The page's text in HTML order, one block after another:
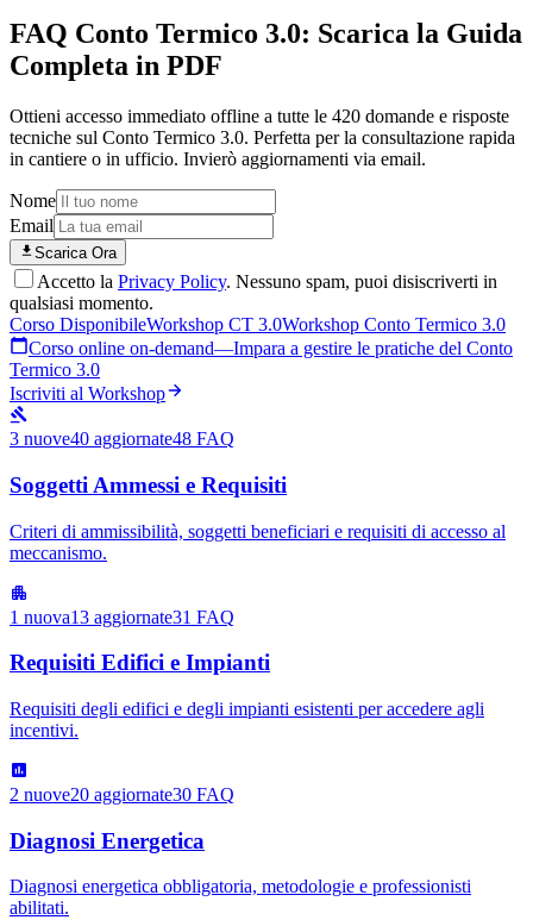
FAQ Conto Termico 3.0: Scarica la Guida
Completa in PDF
Ottieni accesso immediato offline a tutte le 420 domande e risposte
tecniche sul Conto Termico 3.0. Perfetta per la consultazione rapida
in cantiere o in ufficio. Invierò aggiornamenti via email.
Nome
Email
Scarica Ora
Accetto la Privacy Policy. Nessuno spam, puoi disiscriverti in
qualsiasi momento.
Corso DisponibileWorkshop CT 3.0Workshop Conto Termico 3.0
Corso online on-demand—Impara a gestire le pratiche del Conto
Termico 3.0
Iscriviti al Workshop
3 nuove40 aggiornate48 FAQ
Soggetti Ammessi e Requisiti
Criteri di ammissibilità, soggetti beneficiari e requisiti di accesso al
meccanismo.
1 nuova13 aggiornate31 FAQ
Requisiti Edifici e Impianti
Requisiti degli edifici e degli impianti esistenti per accedere agli
incentivi.
2 nuove20 aggiornate30 FAQ
Diagnosi Energetica
Diagnosi energetica obbligatoria, metodologie e professionisti
abilitati.